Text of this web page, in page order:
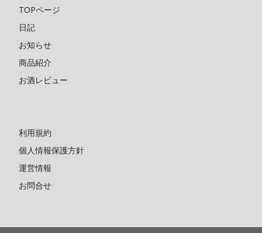
TOPページ
日記
お知らせ
商品紹介
お酒レビュー
利用規約
個人情報保護方針
運営情報
お問合せ